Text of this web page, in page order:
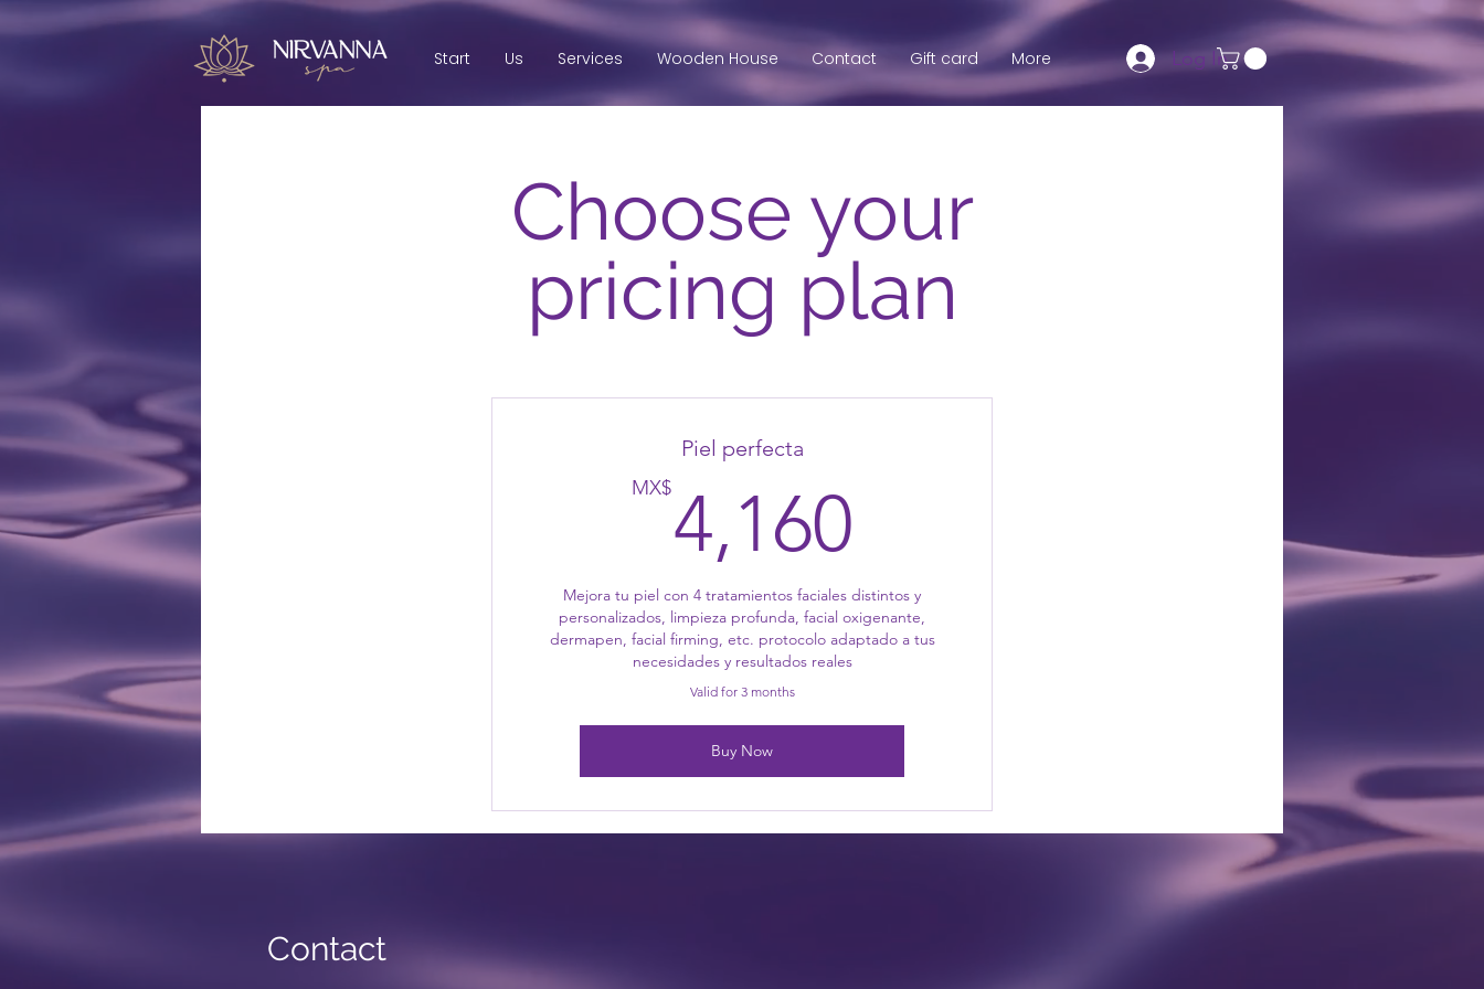
Start Us Services Wooden House Contact Gift card More Log In
Choose your
pricing plan
Piel perfecta
MX$4,160
Mejora tu piel con 4 tratamientos faciales distintos y
personalizados, limpieza profunda, facial oxigenante,
dermapen, facial firming, etc. protocolo adaptado a tus
necesidades y resultados reales
Valid for 3 months
Buy Now
Contact